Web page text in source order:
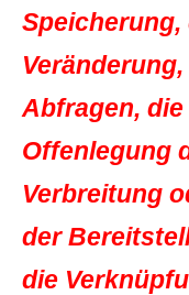
Abfragen,
Offenlegung
Verbreitung
der
die